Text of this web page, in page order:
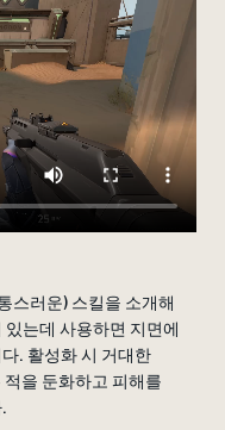
스러운) 스킬을 소개해
는데 사용하면 지면에
. 활성화 시 거대한
을 둔화하고 피해를